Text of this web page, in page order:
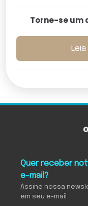
Torne-se um
Quer receber
e-mail?
Assine nossa
em seu e-mail